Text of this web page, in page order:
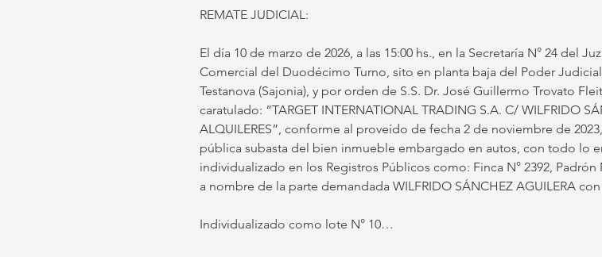
REMATE JUDICIAL:
El día 10 de marzo de 2026, a las 15:00 hs., en la Secretaría N° 24 del
Comercial del Duodécimo Turno, sito en planta baja del Poder
Testanova (Sajonia), y por orden de S.S. Dr. José Guillermo Trovato
caratulado: “TARGET INTERNATIONAL TRADING S.A. C/ WILFRIDO
ALQUILERES”, conforme al proveído de fecha 2 de noviembre de
pública subasta del bien inmueble embargado en autos, con todo lo
individualizado en los Registros Públicos como: Finca N° 2392,
a nombre de la parte demandada WILFRIDO SÁNCHEZ AGUILERA con
Individualizado como lote N° 10…